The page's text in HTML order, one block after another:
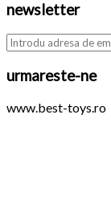
newsletter
urmareste-ne
www.best-toys.ro